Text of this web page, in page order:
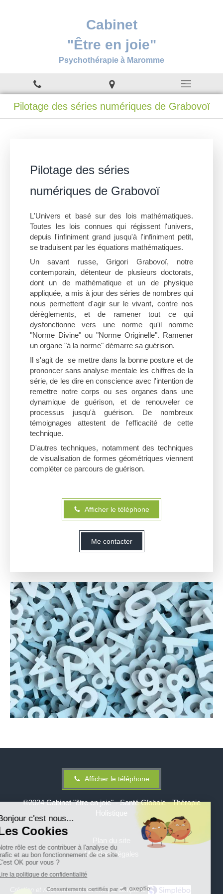
Cabinet
"Être en joie"
Psychothérapie à Maromme
Pilotage des séries numériques de Grabovoï
Pilotage des séries
numériques de Grabovoï
L'Univers et basé sur des lois mathématiques.
Toutes les lois connues qui régissent l'univers,
depuis l'infiniment grand jusqu'à l'infiniment petit,
se traduisent par les équations mathématiques.
Un savant russe, Grigori Grabovoï, notre
contemporain, détenteur de plusieurs doctorats,
dont un de mathématique et un de physique
appliquée, a mis à jour des séries de nombres qui
nous permettent d'agir sur le vivant, contre nos
dérèglements, et de ramener tout ce qui
dysfonctionne vers une norme qu'il nomme
"Norme Divine" ou "Norme Originelle". Ramener
un organe "à la norme" démarre sa guérison.
Il s'agit de se mettre dans la bonne posture et de
prononcer sans analyse mentale les chiffres de la
série, de les dire en conscience avec l'intention de
remettre notre corps ou ses organes dans une
dynamique de guérison, et de renouveler ce
processus jusqu'à guérison. De nombreux
témoignages attestent de l'efficacité de cette
technique.
D'autres techniques, notamment des techniques
de visualisation de formes géométriques viennent
compléter ce parcours de guérison.
Afficher le téléphone
Me contacter
Afficher le téléphone
©2024 Cabinet "être en joie" - Santé Globale - Thérapie
Holistique
Mentions légales
Création et référencement du site par Simplébo